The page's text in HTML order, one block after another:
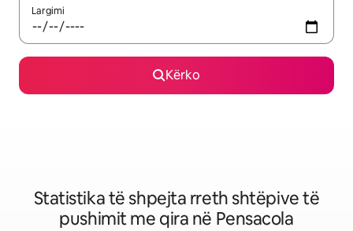
Largimi
Kërko
Statistika të shpejta rreth shtëpive të
pushimit me qira në Pensacola